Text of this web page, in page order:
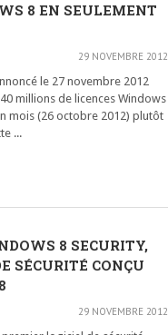
8 EN SEULEMENT
29 NOVEMBRE 2012
le 27 novembre 2012
millions de licences Windows
mois (26 octobre 2012) plutôt
...
8 SECURITY,
SÉCURITÉ CONÇU
29 NOVEMBRE 2012